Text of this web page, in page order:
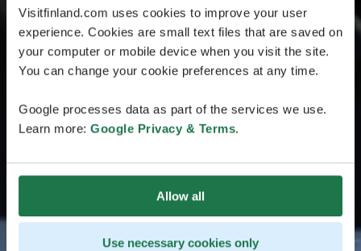
Visitfinland.com uses cookies to improve your user
experience. Cookies are small text files that are saved on
your computer or mobile device when you visit the site.
You can change your cookie preferences at any time.
Google processes data as part of the services we use.
Learn more: Google Privacy & Terms.
Allow all
Use necessary cookies only